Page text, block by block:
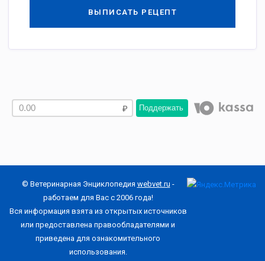
ВЫПИСАТЬ РЕЦЕПТ
Поддержать
© Ветеринарная Энциклопедия webvet.ru -
работаем для Вас с 2006 года!
Вся информация взята из открытых источников
или предоставлена правообладателями и
приведена для ознакомительного
использования.